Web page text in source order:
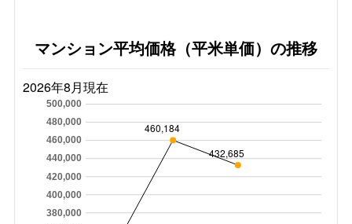
マンション平均価格（平米単価）の推移
2026年8月現在
380,000
400,000
420,000
440,000
460,000
480,000
500,000
460,184
432,685